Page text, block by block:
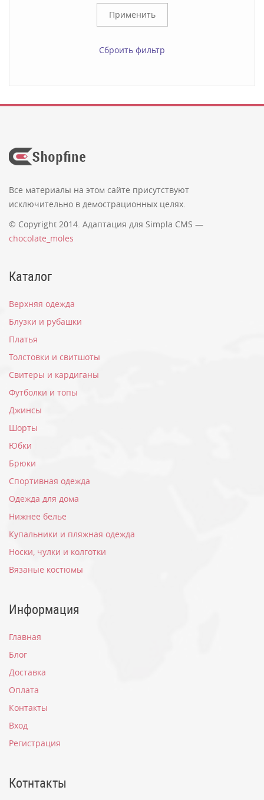
Сброить фильтр
Все материалы на этом сайте присутствуют
исключительно в демострационных целях.
© Copyright 2014. Адаптация для Simpla CMS —
chocolate_moles
Каталог
Верхняя одежда
Блузки и рубашки
Платья
Толстовки и свитшоты
Свитеры и кардиганы
Футболки и топы
Джинсы
Шорты
Юбки
Брюки
Спортивная одежда
Одежда для дома
Нижнее белье
Купальники и пляжная одежда
Носки, чулки и колготки
Вязаные костюмы
Информация
Главная
Блог
Доставка
Оплата
Контакты
Вход
Регистрация
Котнтакты